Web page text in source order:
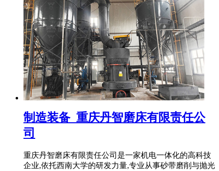
制造装备_重庆丹智磨床有限责任公
司
重庆丹智磨床有限责任公司是一家机电一体化的高科技
企业,依托西南大学的研发力量,专业从事砂带磨削与抛光